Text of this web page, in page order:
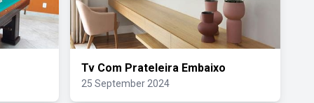
Tv Com Prateleira Embaixo
25 September 2024